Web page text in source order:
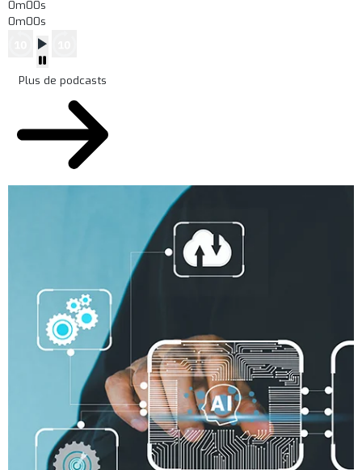
0m00s
0m00s
Plus de podcasts